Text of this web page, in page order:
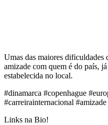
Umas das maiores dificuldades
amizade com quem é do país,
estabelecida no local.
#dinamarca #copenhague
#carreirainternacional
Links na Bio!